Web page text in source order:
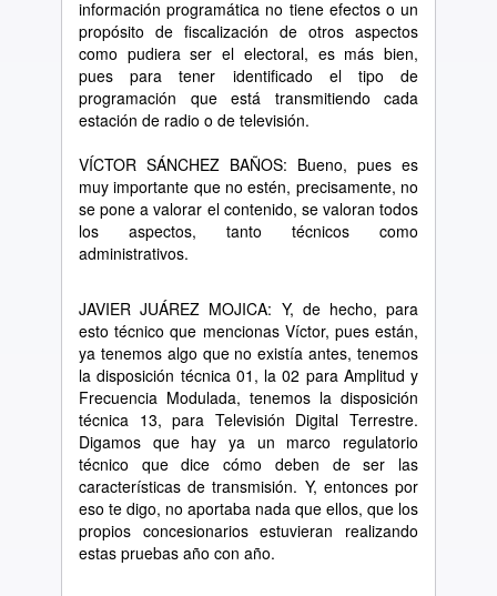
información programática no tiene efectos o un
propósito de fiscalización de otros aspectos
como pudiera ser el electoral, es más bien,
pues para tener identificado el tipo de
programación que está transmitiendo cada
estación de radio o de televisión.
VÍCTOR SÁNCHEZ BAÑOS: Bueno, pues es
muy importante que no estén, precisamente, no
se pone a valorar el contenido, se valoran todos
los aspectos, tanto técnicos como
administrativos.
JAVIER JUÁREZ MOJICA: Y, de hecho, para
esto técnico que mencionas Víctor, pues están,
ya tenemos algo que no existía antes, tenemos
la disposición técnica 01, la 02 para Amplitud y
Frecuencia Modulada, tenemos la disposición
técnica 13, para Televisión Digital Terrestre.
Digamos que hay ya un marco regulatorio
técnico que dice cómo deben de ser las
características de transmisión. Y, entonces por
eso te digo, no aportaba nada que ellos, que los
propios concesionarios estuvieran realizando
estas pruebas año con año.